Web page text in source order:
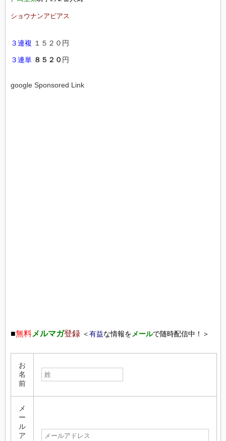
ショウナンアビアス
３連複 １５２０円
３連単 ８５２０円
google Sponsored Link
■無料メルマガ登録 ＜有益な情報を メールで随時配信中！＞
お
名
前
メ
ー
ル
ア